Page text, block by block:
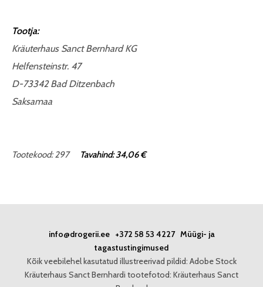
Tootja:
Kräuterhaus Sanct Bernhard KG
Helfensteinstr. 47
D-73342 Bad Ditzenbach
Saksamaa
Tootekood: 297 Tavahind: 34,06 €
info@drogerii.ee+372 58 53 4227 Müügi- ja
tagastustingimused
Kõik veebilehel kasutatud illustreerivad pildid: Adobe Stock
Kräuterhaus Sanct Bernhardi tootefotod: Kräuterhaus Sanct